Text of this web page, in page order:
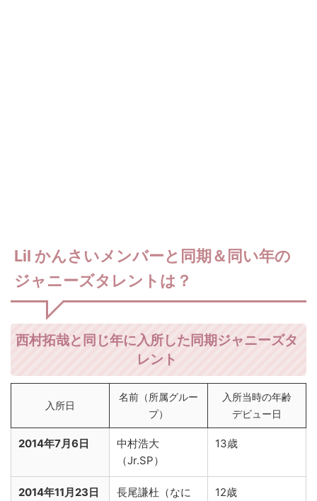
Lil かんさいメンバーと同期＆同い年の
ジャニーズタレントは？
西村拓哉と同じ年に入所した同期ジャニーズタ
レント
入所日
名前（所属グルー
プ）
入所当時の年齢
デビュー日
2014年7月6日
中村浩大
（Jr.SP）
13歳
2014年11月23日
長尾謙杜（なに
12歳